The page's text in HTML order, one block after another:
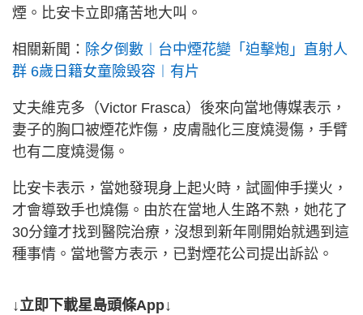
煙。比安卡立即痛苦地大叫。
相關新聞： 除夕倒數︱台中煙花變「迫擊炮」直射人
群 6歲日籍女童險毀容︱有片
丈夫維克多（Victor Frasca）後來向當地傳媒表示，
妻子的胸口被煙花炸傷，皮膚融化三度燒燙傷，手臂
也有二度燒燙傷。
比安卡表示，當她發現身上起火時，試圖伸手撲火，
才會導致手也燒傷。由於在當地人生路不熟，她花了
30分鐘才找到醫院治療，沒想到新年剛開始就遇到這
種事情。當地警方表示，已對煙花公司提出訴訟。
↓立即下載星島頭條App↓